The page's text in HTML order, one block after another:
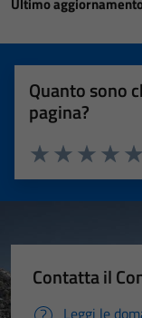
Ultimo
Quanto sono
pagina?
Valuta 3
Valuta 2
Valuta 1 stelle su
Contatta il